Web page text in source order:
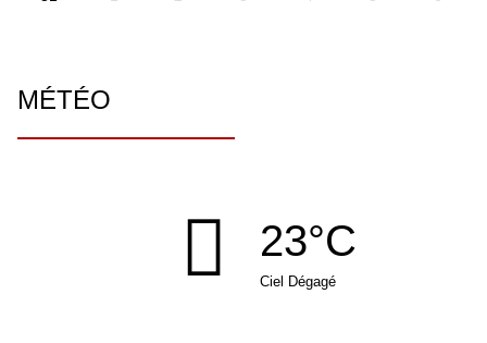
MÉTÉO
23°C
Ciel Dégagé